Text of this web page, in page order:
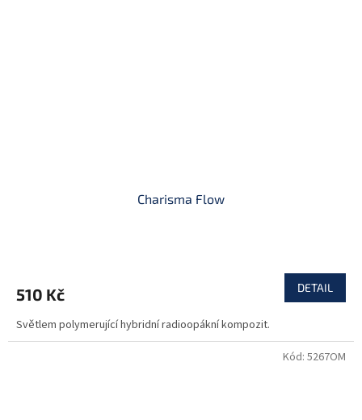
Charisma Flow
510 Kč DETAIL
Světlem polymerující hybridní radioopákní kompozit.
Kód: 5267OM